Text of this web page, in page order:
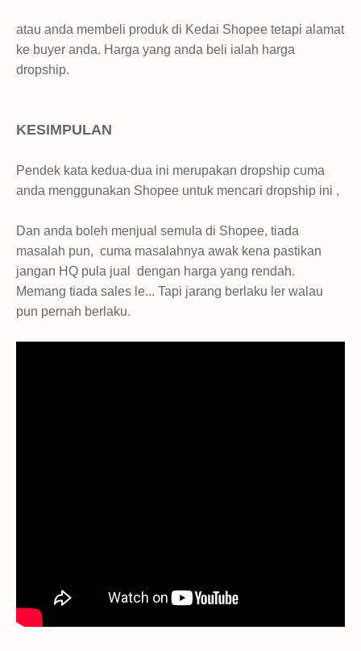
atau anda membeli produk di Kedai Shopee tetapi alamat
ke buyer anda. Harga yang anda beli ialah harga
dropship.
KESIMPULAN
Pendek kata kedua-dua ini merupakan dropship cuma
anda menggunakan Shopee untuk mencari dropship ini ,
Dan anda boleh menjual semula di Shopee, tiada
masalah pun, cuma masalahnya awak kena pastikan
jangan HQ pula jual dengan harga yang rendah.
Memang tiada sales le... Tapi jarang berlaku ler walau
pun pernah berlaku.